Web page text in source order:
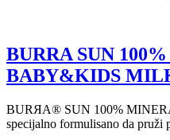
BURRA SUN
BABY&KIDS
BURЯA® SUN 100%
specijalno formulisano da pruži